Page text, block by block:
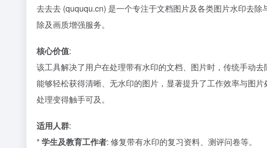
去去去 (quququ.cn) 是一个专注于文档图片及各类图片水印去
除及画质增强服务。
核心价值:
该工具解决了用户在处理带有水印的文档、图片时，传统手动
能够轻松获得清晰、无水印的图片，显著提升了工作效率与图
处理变得触手可及。
适用人群:
*学生及教育工作者: 修复带有水印的复习资料、测评问卷等。